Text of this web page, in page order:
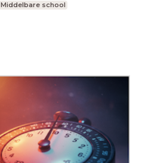
Middelbare school